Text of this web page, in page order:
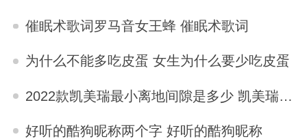
2025-07-05
催眠术歌词罗马音女王蜂 催眠术歌词
2025-07-05
为什么不能多吃皮蛋 女生为什么要少吃皮蛋
2025-07-05
2022款凯美瑞最小离地间隙是多少 凯美瑞最小离地间隙是多少
2025-07-05
好听的酷狗昵称两个字 好听的酷狗昵称